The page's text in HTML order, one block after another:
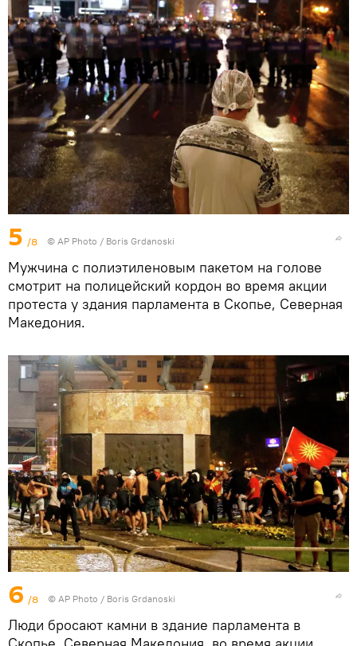
5 /8 © AP Photo / Boris Grdanoski
Мужчина с полиэтиленовым пакетом на голове
смотрит на полицейский кордон во время акции
протеста у здания парламента в Скопье, Северная
Македония.
6 /8 © AP Photo / Boris Grdanoski
Люди бросают камни в здание парламента в